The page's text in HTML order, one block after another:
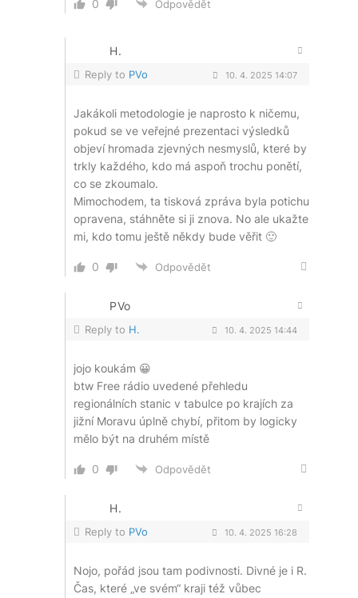
0 Odpovědět
H.
Reply to PVo 10. 4. 2025 14:07
Jakákoli metodologie je naprosto k ničemu,
pokud se ve veřejné prezentaci výsledků
objeví hromada zjevných nesmyslů, které by
trkly každého, kdo má aspoň trochu ponětí,
co se zkoumalo.
Mimochodem, ta tisková zpráva byla potichu
opravena, stáhněte si ji znova. No ale ukažte
mi, kdo tomu ještě někdy bude věřit 🙂
0 Odpovědět
PVo
Reply to H. 10. 4. 2025 14:44
jojo koukám 😀
btw Free rádio uvedené přehledu
regionálních stanic v tabulce po krajích za
jižní Moravu úplně chybí, přitom by logicky
mělo být na druhém místě
0 Odpovědět
H.
Reply to PVo 10. 4. 2025 16:28
Nojo, pořád jsou tam podivnosti. Divné je i R.
Čas, které „ve svém“ kraji též vůbec